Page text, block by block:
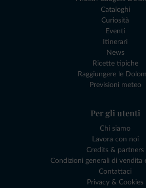
Cataloghi
Curiosità
Eventi
Itinerari
News
Ricette tipiche
Raggiungere le
Previsioni meteo
Per gli utenti
Chi siamo
Lavora con noi
Credits & partners
Condizioni generali di vendita
Contattaci
Privacy & Cookies